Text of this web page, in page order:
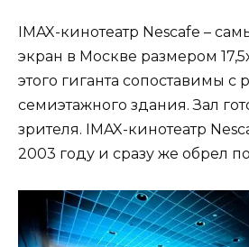
IMAX-кинотеатр Nescafe –
экран в Москве размером
этого гиганта сопоставимы с
семиэтажного здания. Зал
зрителя. IMAX-кинотеатр
2003 году и сразу же обрел